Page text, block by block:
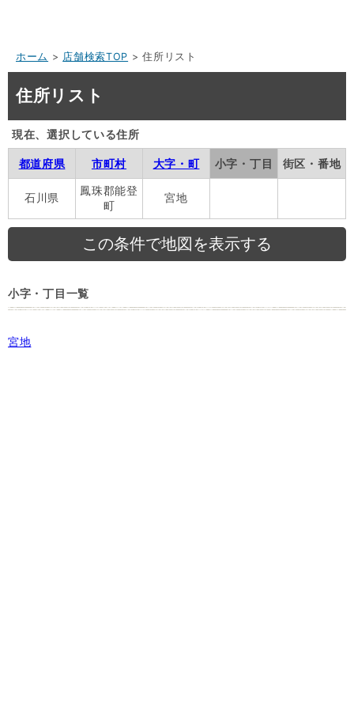
ホーム > 店舗検索TOP > 住所リスト
住所リスト
現在、選択している住所
都道府県 市町村 大字・町 小字・丁目 街区・番地
石川県
鳳珠郡能登
町
宮地
小字・丁目一覧
宮地